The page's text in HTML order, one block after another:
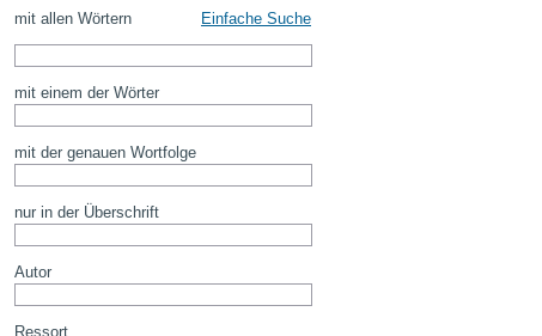
mit allen Wörtern Einfache Suche
mit einem der Wörter
mit der genauen Wortfolge
nur in der Überschrift
Autor
Ressort